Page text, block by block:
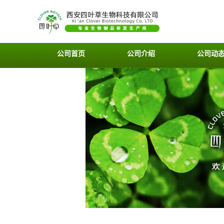
公司首页 公司介绍 公司动